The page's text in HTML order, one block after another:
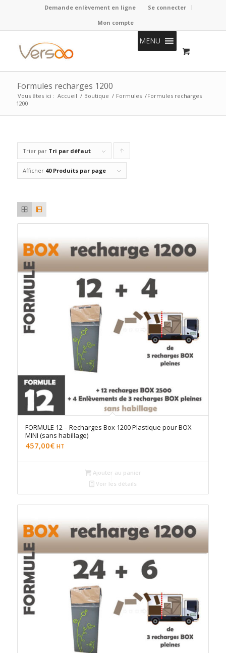
Demande enlèvement en ligne
Se connecter
Mon compte
MENU
Formules recharges 1200
Vous êtes ici : Accueil / Boutique / Formules /Formules recharges
1200
Trier par Tri par défaut
ordre
ascendant
Afficher 40 Produits par page
FORMULE 12 – Recharges Box 1200 Plastique pour BOX
MINI (sans habillage)
457,00€ HT
Ajouter au panier
Voir les détails